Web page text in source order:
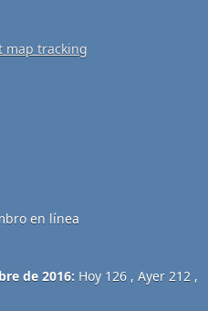
en línea
de 2016: Hoy 126 , Ayer 212 ,